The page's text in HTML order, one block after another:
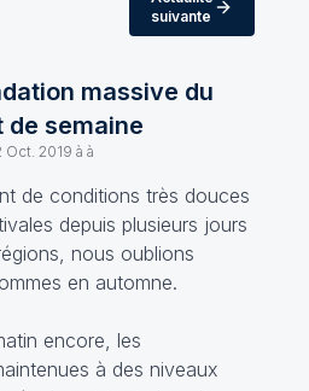
suivante
massive du
de semaine
Oct. 2019 à à
de conditions très douces
depuis plusieurs jours
nous oublions
en automne.
encore, les
à des niveaux